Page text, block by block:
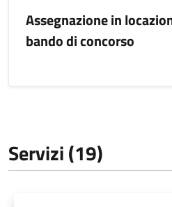
Assegnazione in
bando di concorso
Servizi (19)